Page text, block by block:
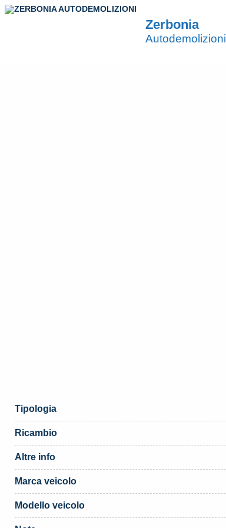
Zerbonia
Autodemolizioni
Tipologia
Ricambio
Altre info
Marca veicolo
Modello veicolo